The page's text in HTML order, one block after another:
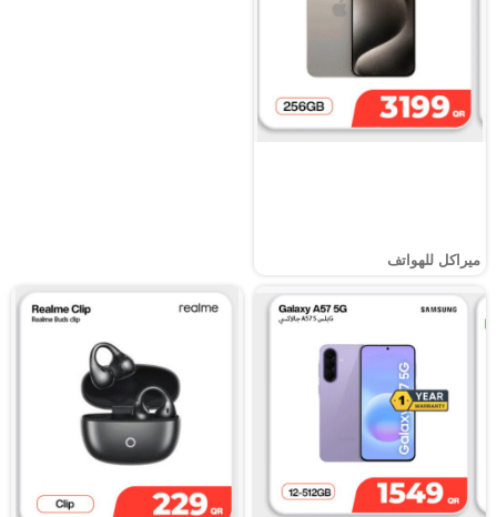
ميراكل للهواتف